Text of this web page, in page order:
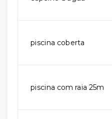
piscina coberta
piscina com raia 25m